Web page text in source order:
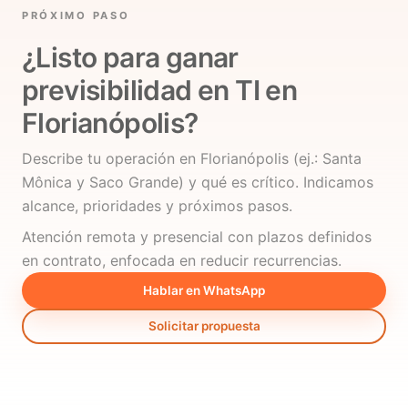
PRÓXIMO PASO
¿Listo para ganar
previsibilidad en TI en
Florianópolis?
Describe tu operación en Florianópolis (ej.: Santa
Mônica y Saco Grande) y qué es crítico. Indicamos
alcance, prioridades y próximos pasos.
Atención remota y presencial con plazos definidos
en contrato, enfocada en reducir recurrencias.
Hablar en WhatsApp
Solicitar propuesta